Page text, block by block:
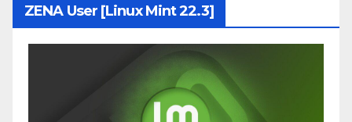
ZENA User [Linux Mint 22.3]